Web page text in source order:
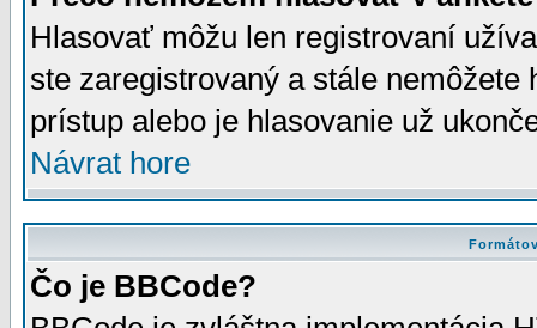
Hlasovať môžu len registrovaní
ste zaregistrovaný a stále
prístup alebo je hlasovanie už
Návrat hore
Čo je BBCode?